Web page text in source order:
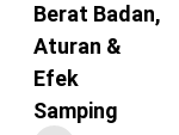
Berat Badan,
Aturan &
Efek
Samping